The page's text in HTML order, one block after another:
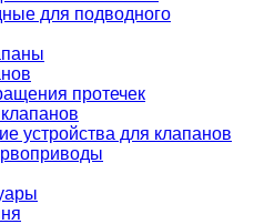
для подводного
протечек
устройства для клапанов